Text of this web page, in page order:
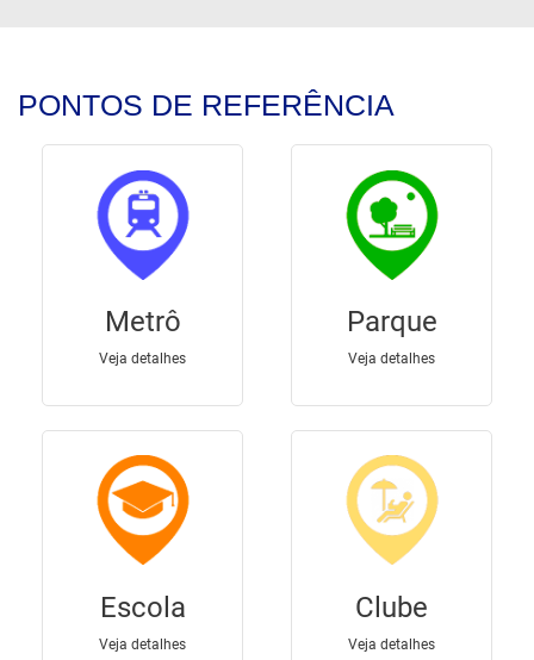
PONTOS DE REFERÊNCIA